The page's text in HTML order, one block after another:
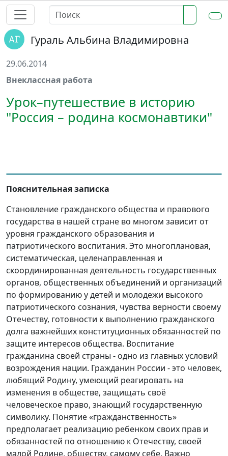
Гураль Альбина Владимировна
29.06.2014
Внеклассная работа
Урок–путешествие в историю
"Россия – родина космонавтики"
Пояснительная записка
Становление гражданского общества и правового
государства в нашей стране во многом зависит от
уровня гражданского образования и
патриотического воспитания. Это многоплановая,
систематическая, целенаправленная и
скоординированная деятельность государственных
органов, общественных объединений и организаций
по формированию у детей и молодежи высокого
патриотического сознания, чувства верности своему
Отечеству, готовности к выполнению гражданского
долга важнейших конституционных обязанностей по
защите интересов общества. Воспитание
гражданина своей страны - одно из главных условий
возрождения нации. Гражданин России - это человек,
любящий Родину, умеющий реагировать на
изменения в обществе, защищать своё
человеческое право, знающий государственную
символику. Понятие «гражданственность»
предполагает реализацию ребенком своих прав и
обязанностей по отношению к Отечеству, своей
малой Родине, обществу, самому себе. Важно